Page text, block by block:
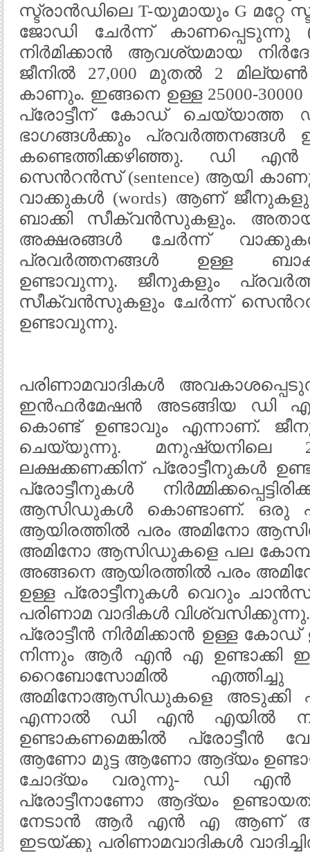
സ്ട്രാൻഡിലെ T-യുമായും G മറ്റേ
ജോഡി ചേർന്ന് കാണപ്പെടുന്നു
നിർമിക്കാൻ ആവശ്യമായ
ജീനിൽ 27,000 മുതൽ 2
കാണും. ഇങ്ങനെ ഉള്ള 25000-
പ്രോട്ടീന് കോഡ്
ഭാഗങ്ങൾക്കും പ്രവർത്തനങ്ങൾ
കണ്ടെത്തിക്കഴിഞ്ഞു. ഡി
സെന്‍റൻസ് (sentence) ആയി
വാക്കുകൾ (words) ആണ്
ബാക്കി സീക്വൻസുകളും.
അക്ഷരങ്ങൾ ചേർന്ന്
പ്രവർത്തനങ്ങൾ ഉള്ള
ഉണ്ടാവുന്നു. ജീനുകളും
സീക്വൻസുകളും ചേർന്ന്
ഉണ്ടാവുന്നു.
പരിണാമവാദികൾ
ഇൻഫർമേഷൻ അടങ്ങിയ ഡി
കൊണ്ട് ഉണ്ടാവും എന്നാണ്.
ചെയ്യുന്നു. മനുഷ്യനിലെ
ലക്ഷക്കണക്കിന് പ്രോട്ടീനുകൾ
പ്രോട്ടീനുകൾ
ആസിഡുകൾ കൊണ്ടാണ്. ഒരു
ആയിരത്തിൽ പരം അമിനോ
അമിനോ ആസിഡുകളെ പല
അങ്ങനെ ആയിരത്തിൽ പരം
ഉള്ള പ്രോട്ടീനുകൾ വെറും
പരിണാമ വാദികൾ
പ്രോട്ടീൻ നിർമിക്കാൻ ഉള്ള
നിന്നും ആർ എൻ എ ഉണ്ടാക്കി
റൈബോസോമിൽ എത്തിച്ചു
അമിനോആസിഡുകളെ അടുക്കി
എന്നാൽ ഡി എൻ എയിൽ
ഉണ്ടാകണമെങ്കിൽ പ്രോട്ടീൻ
ആണോ മുട്ട ആണോ ആദ്യം
ചോദ്യം വരുന്നു- ഡി
പ്രോട്ടീനാണോ ആദ്യം
നേടാൻ ആർ എൻ എ ആണ്
ഇടയ്ക്കു പരിണാമവാദികൾ